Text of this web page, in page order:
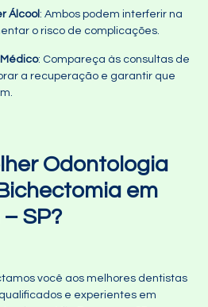
Álcool: Ambos podem interferir na
o risco de complicações.
: Compareça às consultas de
a recuperação e garantir que
Odontologia
em
SP?
você aos melhores dentistas
e experientes em